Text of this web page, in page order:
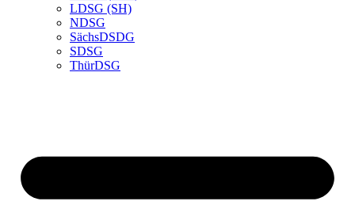
LDSG (SH)
NDSG
SächsDSDG
SDSG
ThürDSG